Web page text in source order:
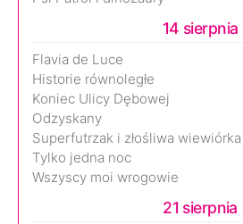
14 sierpnia
Flavia de Luce
Historie równoległe
Koniec Ulicy Dębowej
Odzyskany
Superfutrzak i złośliwa wiewiórka
Tylko jedna noc
Wszyscy moi wrogowie
21 sierpnia